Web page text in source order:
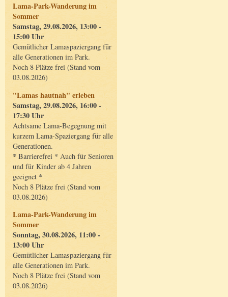
Lama-Park-Wanderung im
Sommer
Samstag, 29.08.2026, 13:00 -
15:00 Uhr
Gemütlicher Lamaspaziergang für
alle Generationen im Park.
Noch 8 Plätze frei (Stand vom
03.08.2026)
"Lamas hautnah" erleben
Samstag, 29.08.2026, 16:00 -
17:30 Uhr
Achtsame Lama-Begegnung mit
kurzem Lama-Spaziergang für alle
Generationen.
* Barrierefrei * Auch für Senioren
und für Kinder ab 4 Jahren
geeignet *
Noch 8 Plätze frei (Stand vom
03.08.2026)
Lama-Park-Wanderung im
Sommer
Sonntag, 30.08.2026, 11:00 -
13:00 Uhr
Gemütlicher Lamaspaziergang für
alle Generationen im Park.
Noch 8 Plätze frei (Stand vom
03.08.2026)